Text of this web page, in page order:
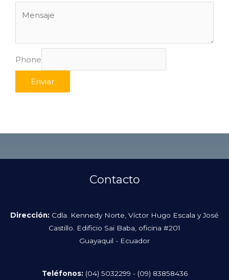
Phone
Enviar
Contacto
Dirección: Cdla. Kennedy Norte, Víctor Hugo Escala y José
Castillo. Edificio Sai Baba, oficina #201
Guayaquil - Ecuador
Teléfonos:(04) 5032299 - (09) 83858436